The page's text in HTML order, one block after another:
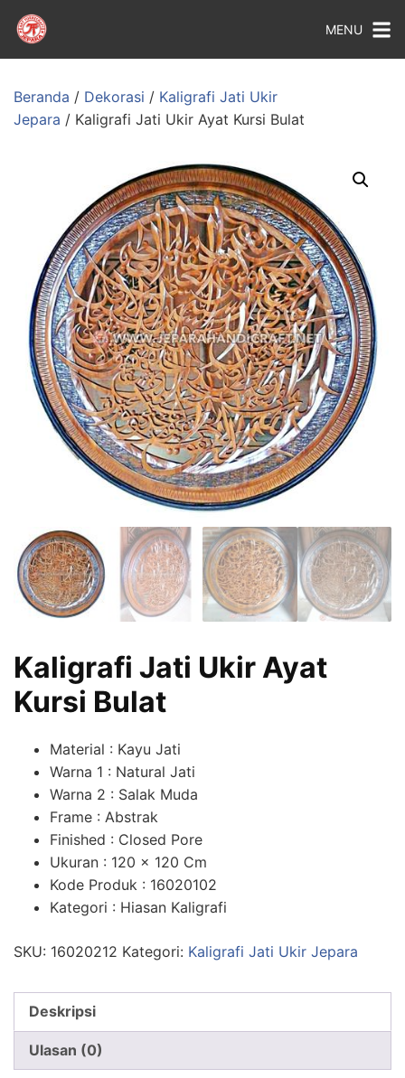
MENU
Beranda / Dekorasi / Kaligrafi Jati Ukir
Jepara / Kaligrafi Jati Ukir Ayat Kursi Bulat
Kaligrafi Jati Ukir Ayat
Kursi Bulat
Material : Kayu Jati
Warna 1 : Natural Jati
Warna 2 : Salak Muda
Frame : Abstrak
Finished : Closed Pore
Ukuran : 120 x 120 Cm
Kode Produk : 16020102
Kategori : Hiasan Kaligrafi
SKU: 16020212 Kategori: Kaligrafi Jati Ukir Jepara
Deskripsi
Ulasan (0)